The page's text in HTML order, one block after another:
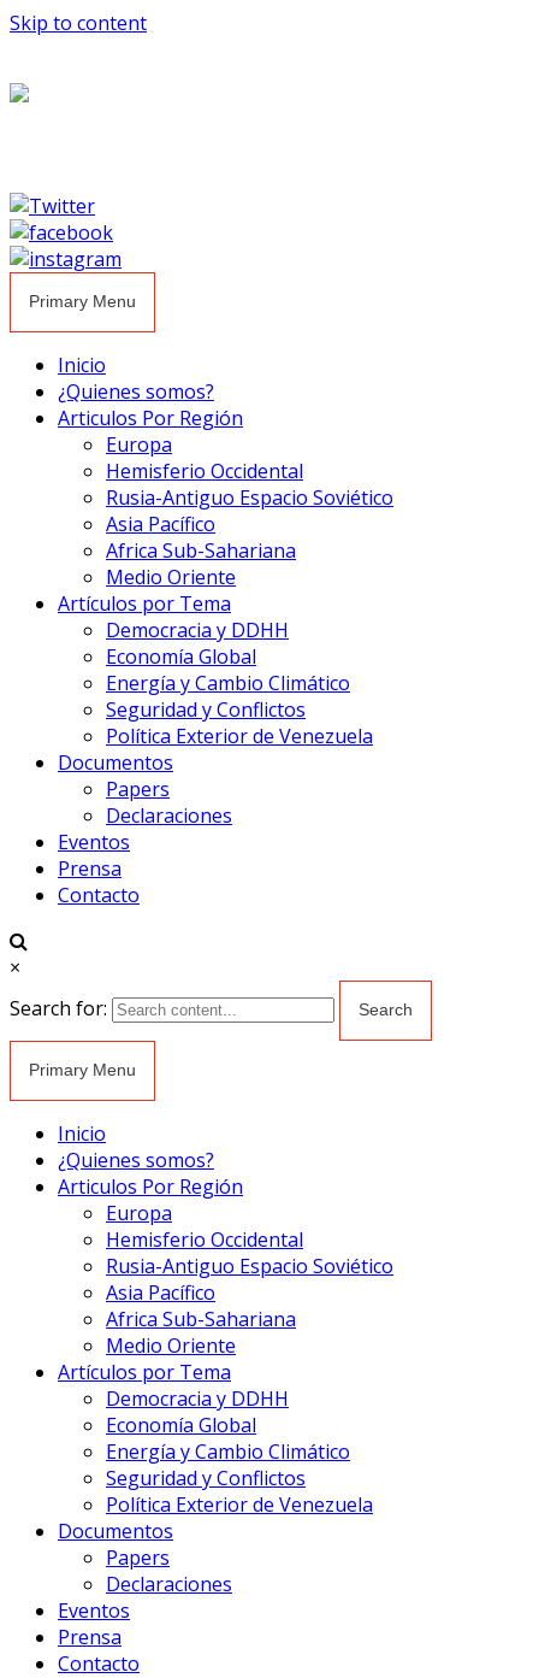
Skip to content
Primary Menu
Inicio
¿Quienes somos?
Articulos Por Región
Europa
Hemisferio Occidental
Rusia-Antiguo Espacio Soviético
Asia Pacífico
Africa Sub-Sahariana
Medio Oriente
Artículos por Tema
Democracia y DDHH
Economía Global
Energía y Cambio Climático
Seguridad y Conflictos
Política Exterior de Venezuela
Documentos
Papers
Declaraciones
Eventos
Prensa
Contacto
×
Search for:
Primary Menu
Inicio
¿Quienes somos?
Articulos Por Región
Europa
Hemisferio Occidental
Rusia-Antiguo Espacio Soviético
Asia Pacífico
Africa Sub-Sahariana
Medio Oriente
Artículos por Tema
Democracia y DDHH
Economía Global
Energía y Cambio Climático
Seguridad y Conflictos
Política Exterior de Venezuela
Documentos
Papers
Declaraciones
Eventos
Prensa
Contacto